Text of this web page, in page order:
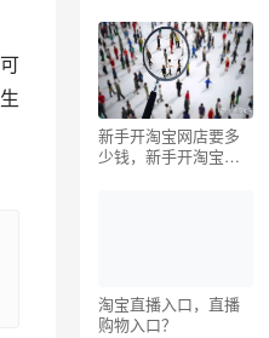
新手开淘宝网店要多
少钱，新手开淘宝网
淘宝直播入口，直播
购物入口？